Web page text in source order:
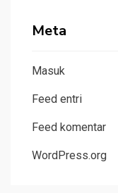
Meta
Masuk
Feed entri
Feed komentar
WordPress.org